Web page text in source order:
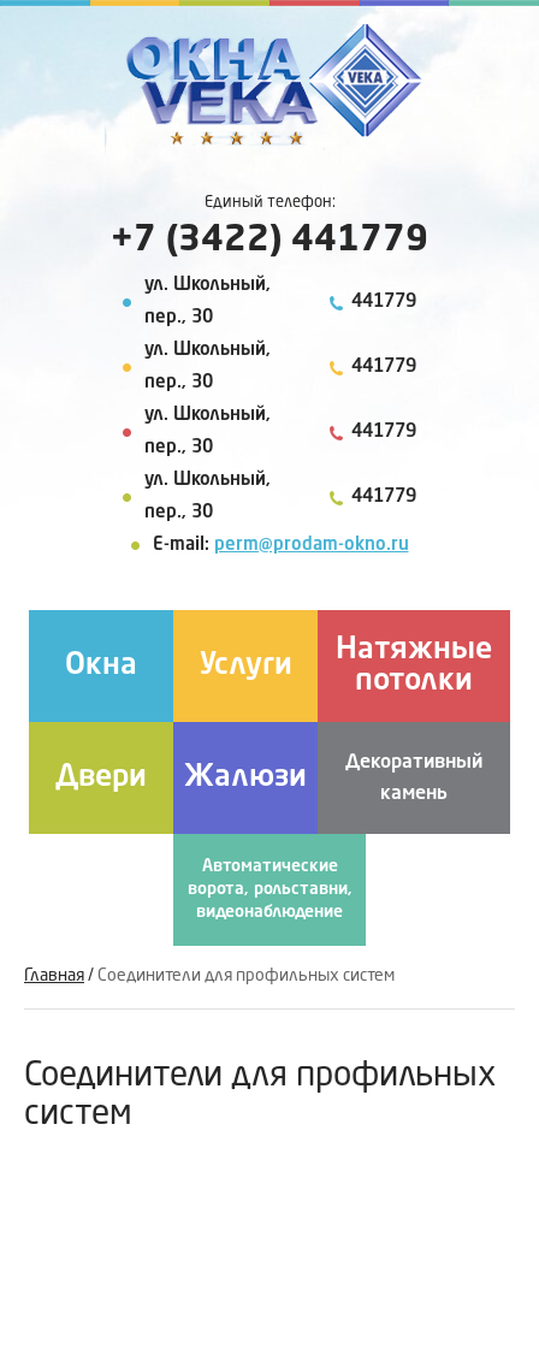
Единый телефон:
+7 (3422) 441779
ул. Школьный,
пер., 30
441779
ул. Школьный,
пер., 30
441779
ул. Школьный,
пер., 30
441779
ул. Школьный,
пер., 30
441779
E-mail: perm@prodam-okno.ru
Окна Услуги
Натяжные
потолки
Двери Жалюзи
Декоративный
камень
Автоматические
ворота, рольставни,
видеонаблюдение
Главная / Соединители для профильных систем
Соединители для профильных
систем